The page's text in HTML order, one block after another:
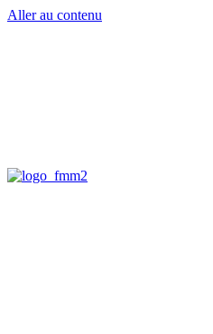
Aller au contenu